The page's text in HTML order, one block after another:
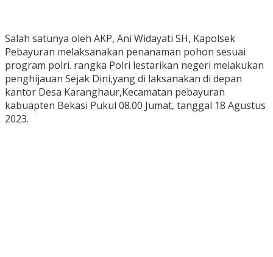
Salah satunya oleh AKP, Ani Widayati SH, Kapolsek
Pebayuran melaksanakan penanaman pohon sesuai
program polri. rangka Polri lestarikan negeri melakukan
penghijauan Sejak Dini,yang di laksanakan di depan
kantor Desa Karanghaur,Kecamatan pebayuran
kabuapten Bekasi Pukul 08.00 Jumat, tanggal 18 Agustus
2023.